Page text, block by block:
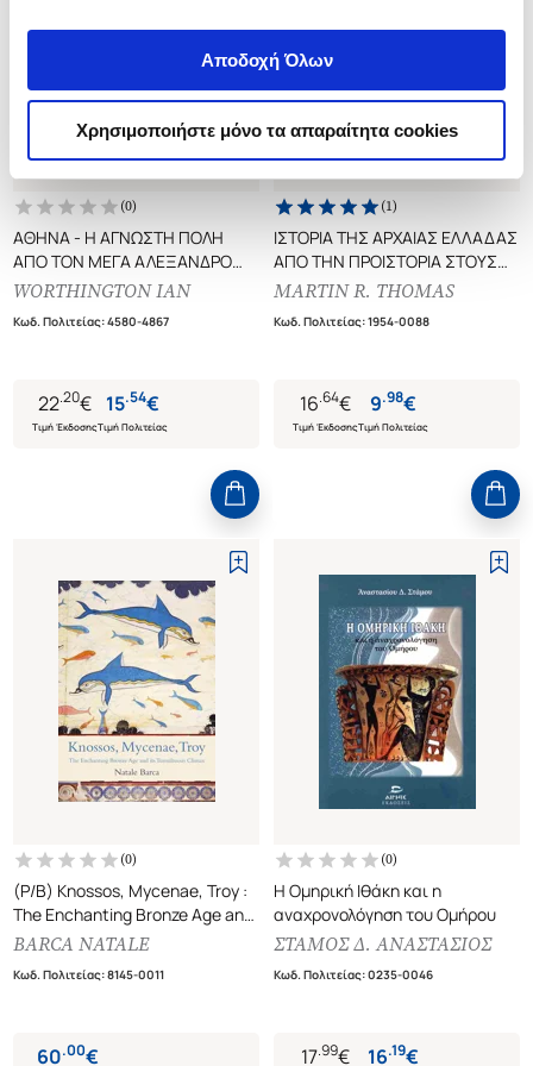
Αποδοχή Όλων
Χρησιμοποιήστε μόνο τα απαραίτητα cookies
(0)
ΑΘΗΝΑ - Η ΑΓΝΩΣΤΗ ΠΟΛΗ
ΑΠΟ ΤΟΝ ΜΕΓΑ ΑΛΕΞΑΝΔΡΟ
ΕΩΣ ΤΟΝ ΑΥΤΟΚΡΑΤΟΡΑ
WORTHINGTON IAN
Κωδ. Πολιτείας:4580-4867
22.20€
Τιμή Έκδοσης
15.54€
Τιμή Πολιτείας
(1)
ΙΣΤΟΡΙΑ ΤΗΣ ΑΡΧΑΙΑΣ ΕΛΛΑΔΑΣ
ΑΠΟ ΤΗΝ ΠΡΟΙΣΤΟΡΙΑ ΣΤΟΥΣ
ΕΛΛΗΝΙΣΤΙΚΟΥΣ ΧΡΟΝΟΥΣ
MARTIN R. THOMAS
Κωδ. Πολιτείας:1954-0088
16.64€
Τιμή Έκδοσης
9.98€
Τιμή Πολιτείας
(0)
(P/B) Knossos, Mycenae, Troy :
The Enchanting Bronze Age and
its Tumultuous Climax
BARCA NATALE
Κωδ. Πολιτείας:8145-0011
60.00€
(0)
Η Ομηρική Ιθάκη και η
αναχρονολόγηση του Ομήρου
ΣΤΑΜΟΣ Δ. ΑΝΑΣΤΑΣΙΟΣ
Κωδ. Πολιτείας:0235-0046
17.99€ 16.19€